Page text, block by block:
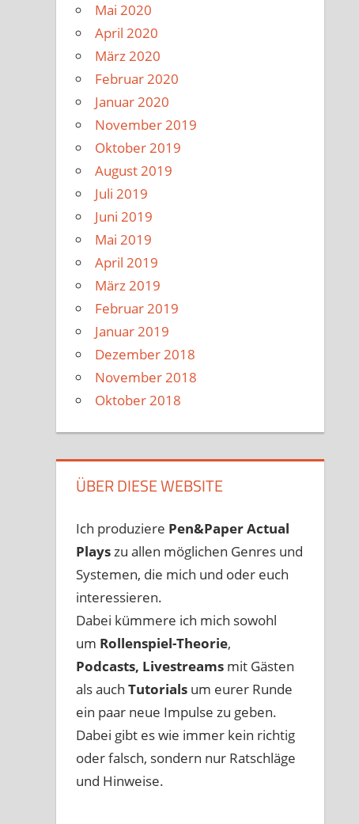
Mai 2020
April 2020
März 2020
Februar 2020
Januar 2020
November 2019
Oktober 2019
August 2019
Juli 2019
Juni 2019
Mai 2019
April 2019
März 2019
Februar 2019
Januar 2019
Dezember 2018
November 2018
Oktober 2018
ÜBER DIESE WEBSITE
Ich produziere Pen&PaperActual
Playszu allen möglichen Genres und
Systemen, die mich und oder euch
interessieren.
Dabei kümmere ich mich sowohl
um Rollenspiel-Theorie,
Podcasts, Livestreams mit Gästen
als auchTutorials um eurer Runde
ein paar neue Impulse zu geben.
Dabei gibt es wie immer kein richtig
oder falsch, sondern nur Ratschläge
und Hinweise.